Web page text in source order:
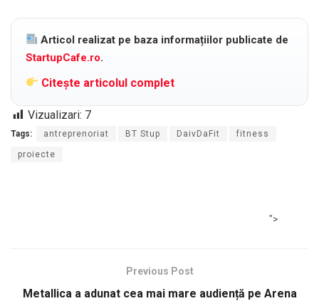
Articol realizat pe baza informațiilor publicate de
StartupCafe.ro.
Citește articolul complet
Vizualizari: 7
Tags: antreprenoriat BT Stup DaivDaFit fitness
proiecte
">
Previous Post
Metallica a adunat cea mai mare audiență pe Arena